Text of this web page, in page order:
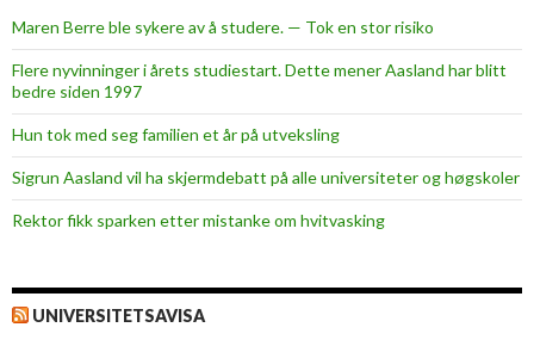
Maren Berre ble sykere av å studere. — Tok en stor risiko
Flere nyvinninger i årets studiestart. Dette mener Aasland har blitt
bedre siden 1997
Hun tok med seg familien et år på utveksling
Sigrun Aasland vil ha skjerm­debatt på alle universiteter og høgskoler
Rektor fikk sparken etter mistanke om hvitvasking
UNIVERSITETSAVISA